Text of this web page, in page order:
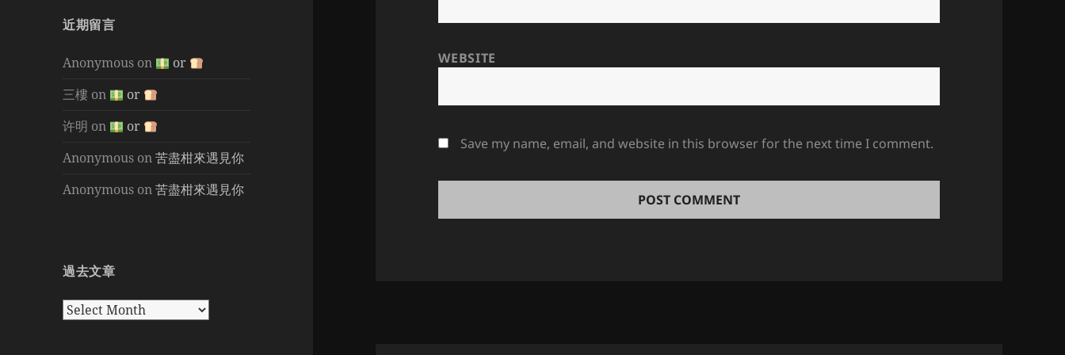
近期留言
Anonymous on
or
三樓 on
or
许明 on
or
Anonymous on苦盡柑來遇見你
Anonymous on苦盡柑來遇見你
過去文章
過
WEBSITE
Save my name, email, and website in this browser for the next time I comment.